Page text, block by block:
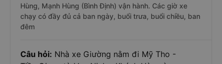
Hùng, Mạnh Hùng (Bình Định) vận hành. Các giờ xe
chạy có đầy đủ cả ban ngày, buổi trưa, buổi chiều, ban
đêm
Câu hỏi: Nhà xe Giường nằm đi Mỹ Tho -